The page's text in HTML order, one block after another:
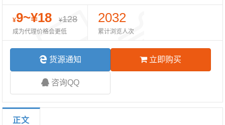
钱 语音转发 密友功能
¥9~¥18 ¥128
成为代理价格会更低
2032
累计浏览人次
货源通知 立即购买
咨询QQ
正文